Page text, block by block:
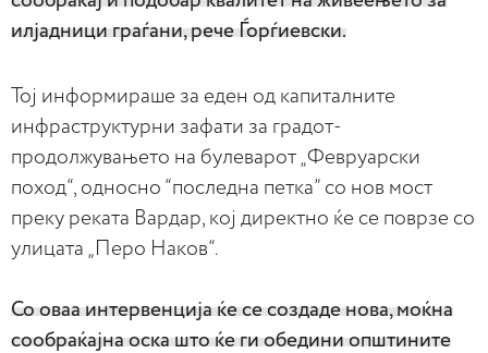
илјадници граѓани, рече Ѓорѓиевски.
Тој информираше за еден од капиталните
инфраструктурни зафати за градот-
продолжувањето на булеварот „Февруарски
поход“, односно “последна петка” со нов мост
преку реката Вардар, кој директно ќе се поврзе со
улицата „Перо Наков“.
Со оваа интервенција ќе се создаде нова, моќна
сообраќајна оска што ќе ги обедини општините